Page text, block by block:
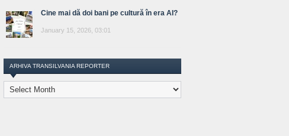
Cine mai dă doi bani pe cultură în era AI?
January 15, 2026, 03:01
ARHIVA TRANSILVANIA REPORTER
Arhiva
Transilvania